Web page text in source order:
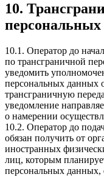
10.
10.1. Оператор до
по трансграничной
уведомить
персональных данных
трансграничную
уведомление
о намерении
10.2. Оператор до
обязан получить от
иностранных
лиц, которым
персональных данных,